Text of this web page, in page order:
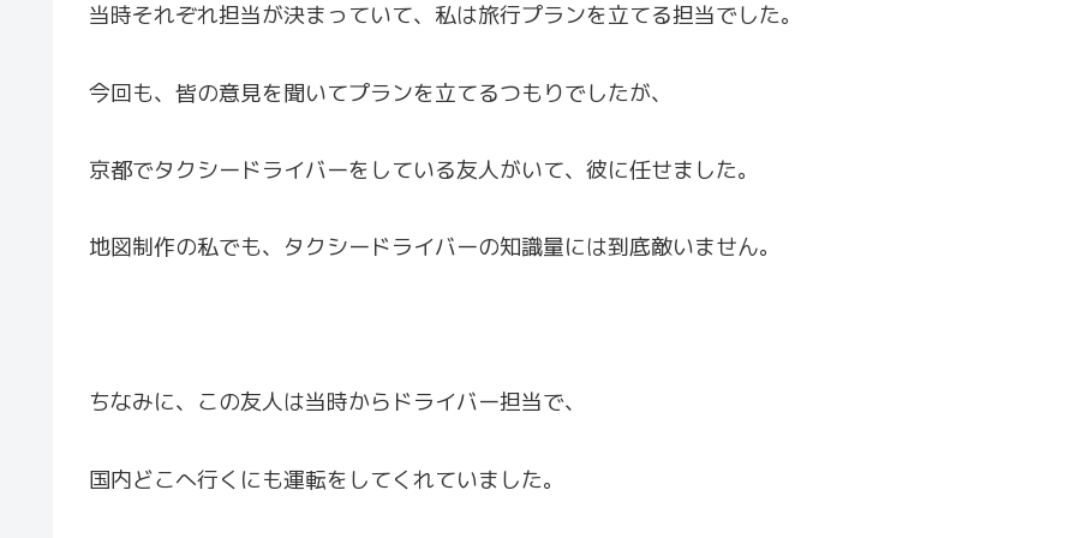
当時それぞれ担当が決まっていて、私は旅行プランを立てる担当でした。
今回も、皆の意見を聞いてプランを立てるつもりでしたが、
京都でタクシードライバーをしている友人がいて、彼に任せました。
地図制作の私でも、タクシードライバーの知識量には到底敵いません。
ちなみに、この友人は当時からドライバー担当で、
国内どこへ行くにも運転をしてくれていました。